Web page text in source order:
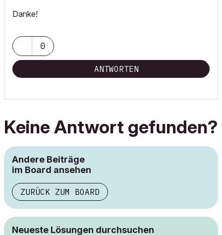
Danke!
0
ANTWORTEN
Keine Antwort gefunden?
Andere Beiträge
im Board ansehen
ZURÜCK ZUM BOARD
Neueste Lösungen durchsuchen